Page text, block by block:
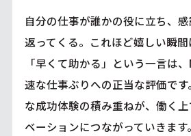
自分の仕事が誰かの役に立ち、
返ってくる。これほど嬉しい瞬間
「早くて助かる」という一言は
速な仕事ぶりへの正当な評価で
な成功体験の積み重ねが、働く
ベーションにつながっていきます。